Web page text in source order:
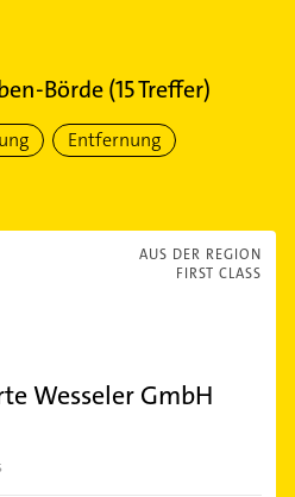
Börde(15Treffer)
Entfernung
AUS DER REGION
FIRST CLASS
Wesseler GmbH